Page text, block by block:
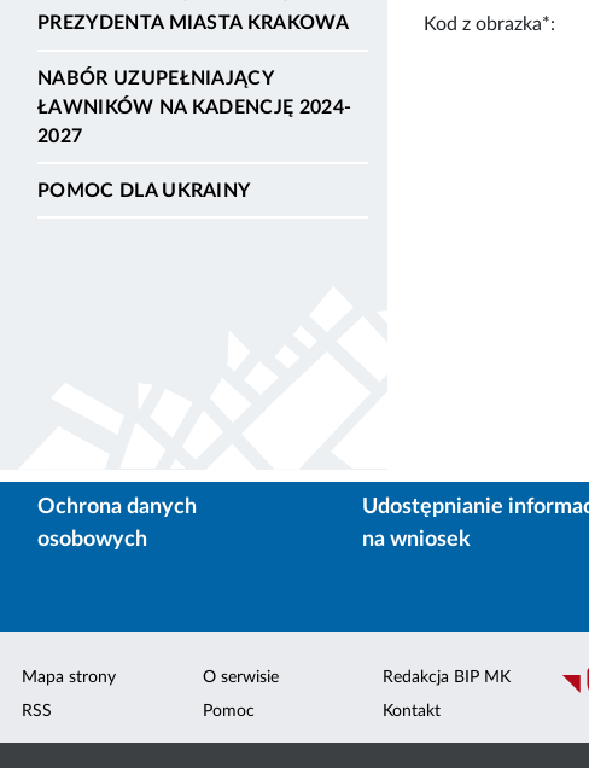
PREZYDENTA MIASTA KRAKOWA
NABÓR UZUPEŁNIAJĄCY
ŁAWNIKÓW NA KADENCJĘ 2024-
2027
POMOC DLA UKRAINY
Kod z obrazka*:
Ochrona danych
osobowych
Udostępnianie
na wniosek
Mapa strony
RSS
O serwisie
Pomoc
Redakcja BIP MK
Kontakt